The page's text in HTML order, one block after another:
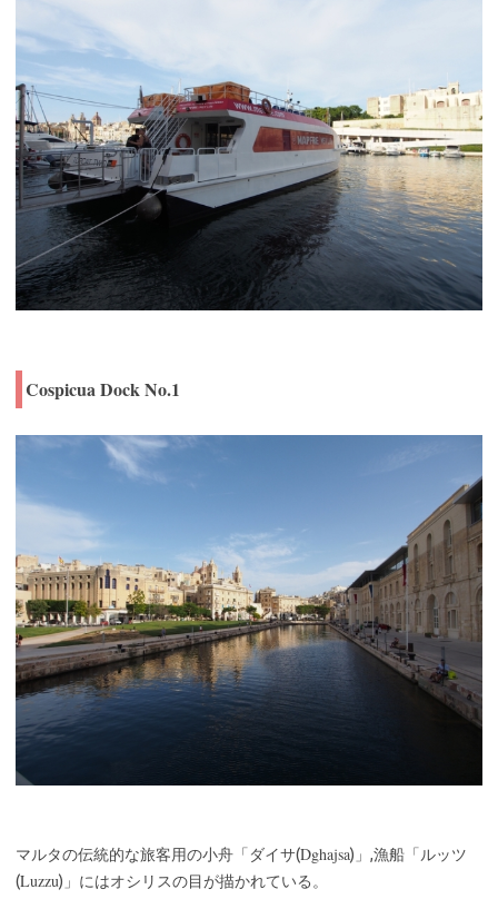
Cospicua Dock No.1
マルタの伝統的な旅客用の小舟「ダイサ(Dghajsa)」,漁船「ルッツ
(Luzzu)」にはオシリスの目が描かれている。